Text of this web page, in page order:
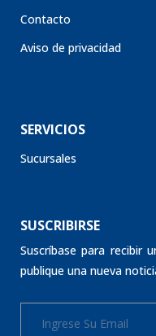
Contacto
Aviso de privacidad
SERVICIOS
Sucursales
SUSCRIBIRSE
Suscríbase para recibir
publique una nueva